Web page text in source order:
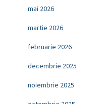
mai 2026
martie 2026
februarie 2026
decembrie 2025
noiembrie 2025